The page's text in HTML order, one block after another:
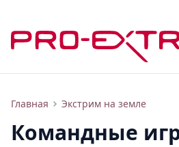
Главная Экстрим на земле
Командные игры
Командные